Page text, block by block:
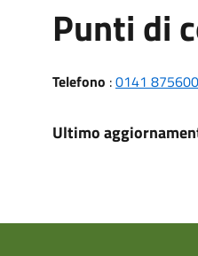
Punti di
Telefono :0141 875600
Ultimo